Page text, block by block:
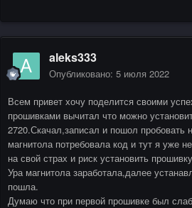
aleks333
Опубликовано: 5 июля 2022
Всем привет хочу поделится своими
прошивками вычитал что можно
2720.Скачал,записал и пошол пробовать
магнитола потребовала код и тут я уже
на свой страх и риск установить
Ура магнитола заработала,далее
пошла.
Думаю что при первой прошивке был